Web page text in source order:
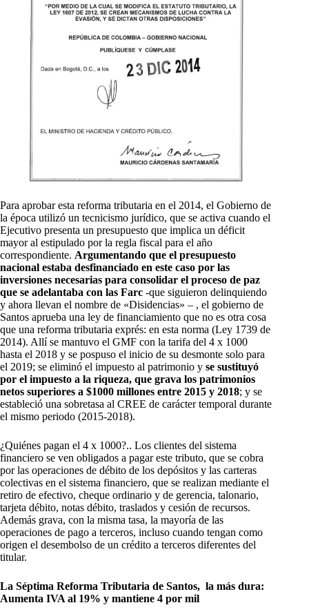
Para aprobar esta reforma tributaria en el 2014, el Gobierno de
la época utilizó un tecnicismo jurídico, que se activa cuando el
Ejecutivo presenta un presupuesto que implica un déficit
mayor al estipulado por la regla fiscal para el año
correspondiente. Argumentando que el presupuesto
nacional estaba desfinanciado en este caso por las
inversiones necesarias para consolidar el proceso de paz
que se adelantaba con las Farc -que siguieron delinquiendo
y ahora llevan el nombre de «Disidencias» – , el gobierno de
Santos aprueba una ley de financiamiento que no es otra cosa
que una reforma tributaria exprés: en esta norma (Ley 1739 de
2014). Allí se mantuvo el GMF con la tarifa del 4 x 1000
hasta el 2018 y se pospuso el inicio de su desmonte solo para
el 2019; se eliminó el impuesto al patrimonio y se sustituyó
por el impuesto a la riqueza, que grava los patrimonios
netos superiores a $1000 millones entre 2015 y 2018; y se
estableció una sobretasa al CREE de carácter temporal durante
el mismo periodo (2015-2018).
¿Quiénes pagan el 4 x 1000?.. Los clientes del sistema
financiero se ven obligados a pagar este tributo, que se cobra
por las operaciones de débito de los depósitos y las carteras
colectivas en el sistema financiero, que se realizan mediante el
retiro de efectivo, cheque ordinario y de gerencia, talonario,
tarjeta débito, notas débito, traslados y cesión de recursos.
Además grava, con la misma tasa, la mayoría de las
operaciones de pago a terceros, incluso cuando tengan como
origen el desembolso de un crédito a terceros diferentes del
titular.
La Séptima Reforma Tributaria de Santos, la más dura:
Aumenta IVA al 19% y mantiene 4 por mil